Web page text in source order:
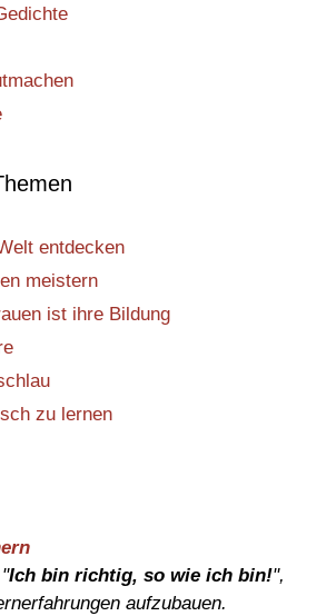
entdecken
meistern
ist ihre Bildung
zu lernen
Ich bin richtig, so wie ich bin!",
aufzubauen.